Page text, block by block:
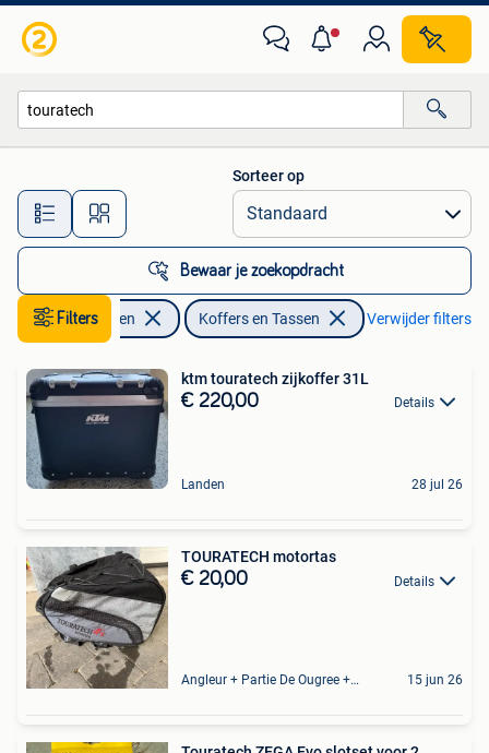
Alle afstanden…
Sorteer op
Bewaar je zoekopdracht
FiltersMotoren Koffers en Tassen Verwijder filters
ktm touratech zijkoffer 31L
€ 220,00 Details
Landen 28 jul 26
TOURATECH motortas
€ 20,00 Details
Angleur + Partie De Ougree + Partie De Tilff Et De Embourg 15 jun 26